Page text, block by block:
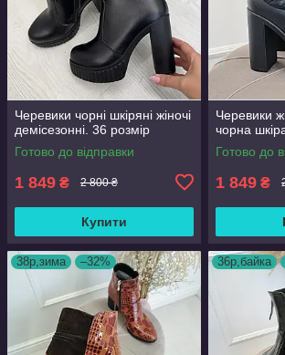
Черевики чорні шкіряні жіночі
демісезонні. 36 розмір
Готово до відправки
1 849 ₴ 2 800 ₴
Купити
Черевики
чорна
Готово до
1 849 ₴
38р,зима –32% 36р,байка